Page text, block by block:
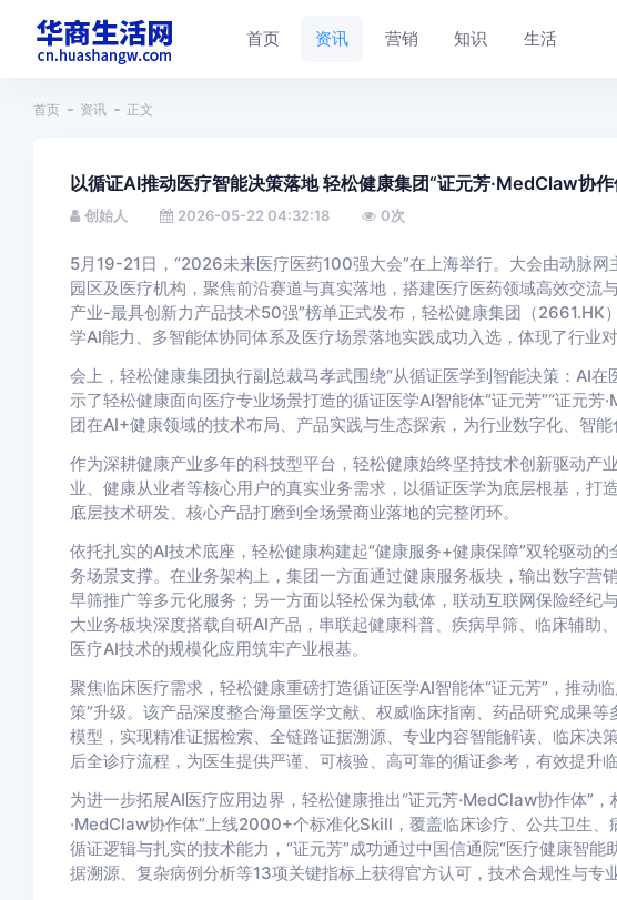
首页 资讯 营销 知识 生活
首页 资讯 正文
以循证AI推动医疗智能决策落地 轻松健康集团“证元芳·MedClaw协
创始人 2026-05-22 04:32:18 0次
5月19-21日，“2026未来医疗医药100强大会”在上海举行。大会由动脉
园区及医疗机构，聚焦前沿赛道与真实落地，搭建医疗医药领域高效交流
产业-最具创新力产品技术50强”榜单正式发布，轻松健康集团（2661.HK
学AI能力、多智能体协同体系及医疗场景落地实践成功入选，体现了行业
会上，轻松健康集团执行副总裁马孝武围绕“从循证医学到智能决策：AI
示了轻松健康面向医疗专业场景打造的循证医学AI智能体“证元芳”“证元芳
团在AI+健康领域的技术布局、产品实践与生态探索，为行业数字化、智能
作为深耕健康产业多年的科技型平台，轻松健康始终坚持技术创新驱动产
业、健康从业者等核心用户的真实业务需求，以循证医学为底层根基，打
底层技术研发、核心产品打磨到全场景商业落地的完整闭环。
依托扎实的AI技术底座，轻松健康构建起“健康服务+健康保障”双轮驱动
务场景支撑。在业务架构上，集团一方面通过健康服务板块，输出数字营
早筛推广等多元化服务；另一方面以轻松保为载体，联动互联网保险经纪
大业务板块深度搭载自研AI产品，串联起健康科普、疾病早筛、临床辅助
医疗AI技术的规模化应用筑牢产业根基。
聚焦临床医疗需求，轻松健康重磅打造循证医学AI智能体“证元芳”，推动
策”升级。该产品深度整合海量医学文献、权威临床指南、药品研究成果
模型，实现精准证据检索、全链路证据溯源、专业内容智能解读、临床决
后全诊疗流程，为医生提供严谨、可核验、高可靠的循证参考，有效提升
为进一步拓展AI医疗应用边界，轻松健康推出“证元芳·MedClaw协作体”
·MedClaw协作体”上线2000+个标准化Skill，覆盖临床诊疗、公共卫生、
循证逻辑与扎实的技术能力，“证元芳”成功通过中国信通院“医疗健康智
据溯源、复杂病例分析等13项关键指标上获得官方认可，技术合规性与专